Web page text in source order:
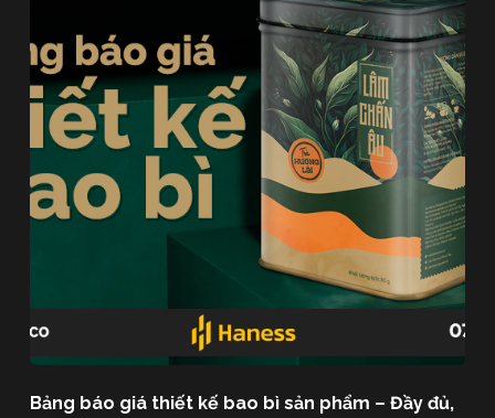
Bảng báo giá thiết kế bao bì sản phẩm – Đầy đủ,